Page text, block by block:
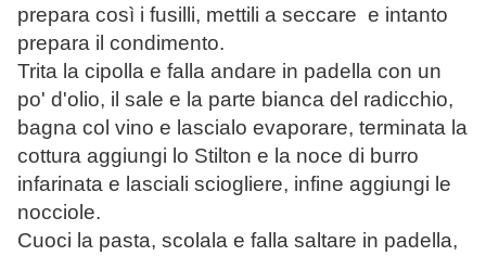
prepara così i fusilli, mettili a seccare e intanto
prepara il condimento.
Trita la cipolla e falla andare in padella con un
po' d'olio, il sale e la parte bianca del radicchio,
bagna col vino e lascialo evaporare, terminata la
cottura aggiungi lo Stilton e la noce di burro
infarinata e lasciali sciogliere, infine aggiungi le
nocciole.
Cuoci la pasta, scolala e falla saltare in padella,